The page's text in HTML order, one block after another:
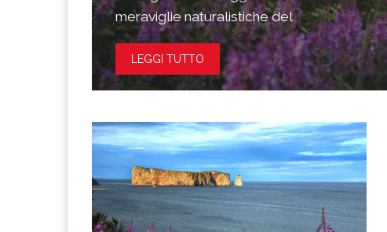
meraviglie naturalistiche del
LEGGI TUTTO